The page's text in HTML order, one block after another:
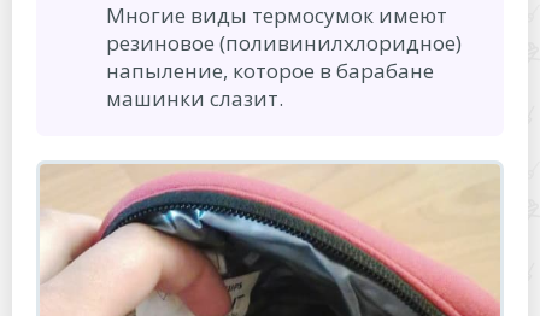
Многие виды термосумок имеют
резиновое (поливинилхлоридное)
напыление, которое в барабане
машинки слазит.